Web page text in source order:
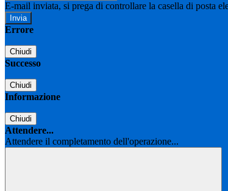
E-mail inviata, si prega di controllare la casella di posta
Errore
Chiudi
Successo
Chiudi
Informazione
Chiudi
Attendere...
Attendere il completamento dell'operazione...